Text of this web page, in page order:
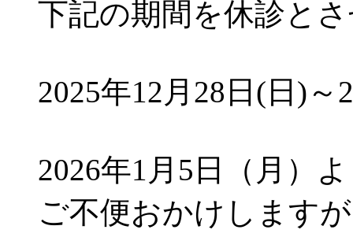
下記の期間を休診と
2025年12月28日(日)
2026年1月5日（月）
ご不便おかけします